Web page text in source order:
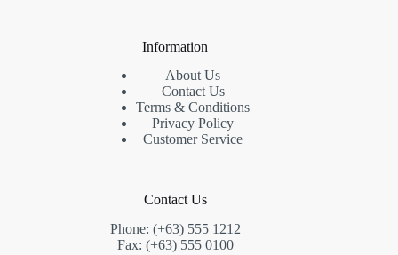
Information
About Us
Contact Us
Terms & Conditions
Privacy Policy
Customer Service
Contact Us
Phone: (+63) 555 1212
Fax: (+63) 555 0100